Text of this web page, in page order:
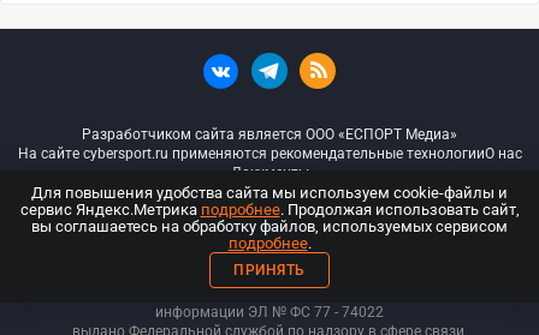
Разработчиком сайта является ООО «ЕСПОРТ Медиа»
На сайте cybersport.ru применяются рекомендательные технологииО нас
Документы
© ООО «Киберспорт.ру» — Все права защищены
18+
ООО «Киберспорт.ру». Свидетельство о регистрации средств массовой
информации ЭЛ № ФС 77 - 74022
выдано Федеральной службой по надзору в сфере связи,
Для повышения удобства сайта мы используем cookie-файлы и
сервис Яндекс.Метрика подробнее. Продолжая использовать сайт,
вы соглашаетесь на обработку файлов, используемых сервисом
подробнее.
ПРИНЯТЬ